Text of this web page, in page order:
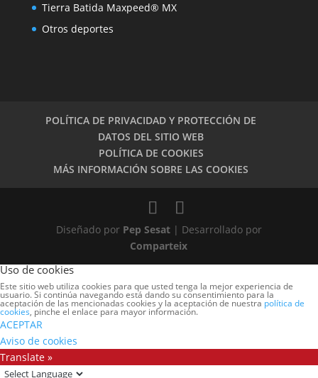
Tierra Batida Maxpeed® MX
Otros deportes
POLÍTICA DE PRIVACIDAD Y PROTECCIÓN DE
DATOS DEL SITIO WEB
POLÍTICA DE COOKIES
MÁS INFORMACIÓN SOBRE LAS COOKIES
Diseñado por Pep Sesat| Desarrollado por
Comparteix
Uso de cookies
Este sitio web utiliza cookies para que usted tenga la mejor experiencia de
usuario. Si continúa navegando está dando su consentimiento para la
aceptación de las mencionadas cookies y la aceptación de nuestra política de
cookies, pinche el enlace para mayor información.
ACEPTAR
Aviso de cookies
Translate »